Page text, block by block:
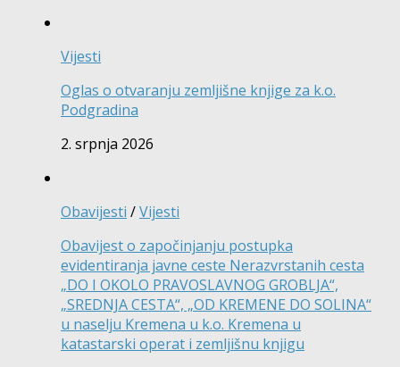
Vijesti
Oglas o otvaranju zemljišne knjige za k.o.
Podgradina
2. srpnja 2026
Obavijesti /Vijesti
Obavijest o započinjanju postupka
evidentiranja javne ceste Nerazvrstanih cesta
„DO I OKOLO PRAVOSLAVNOG GROBLJA“,
„SREDNJA CESTA“, „OD KREMENE DO SOLINA“
u naselju Kremena u k.o. Kremena u
katastarski operat i zemljišnu knjigu